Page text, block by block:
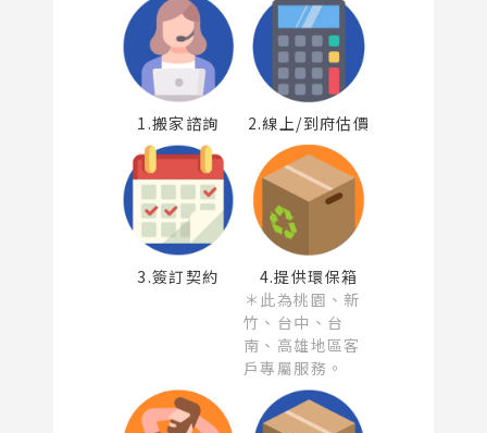
1.搬家諮詢 2.線上/到府估價
3.簽訂契約
4.提供環保箱
＊此為桃園、新
竹、台中、台
南、高雄地區客
戶專屬服務。